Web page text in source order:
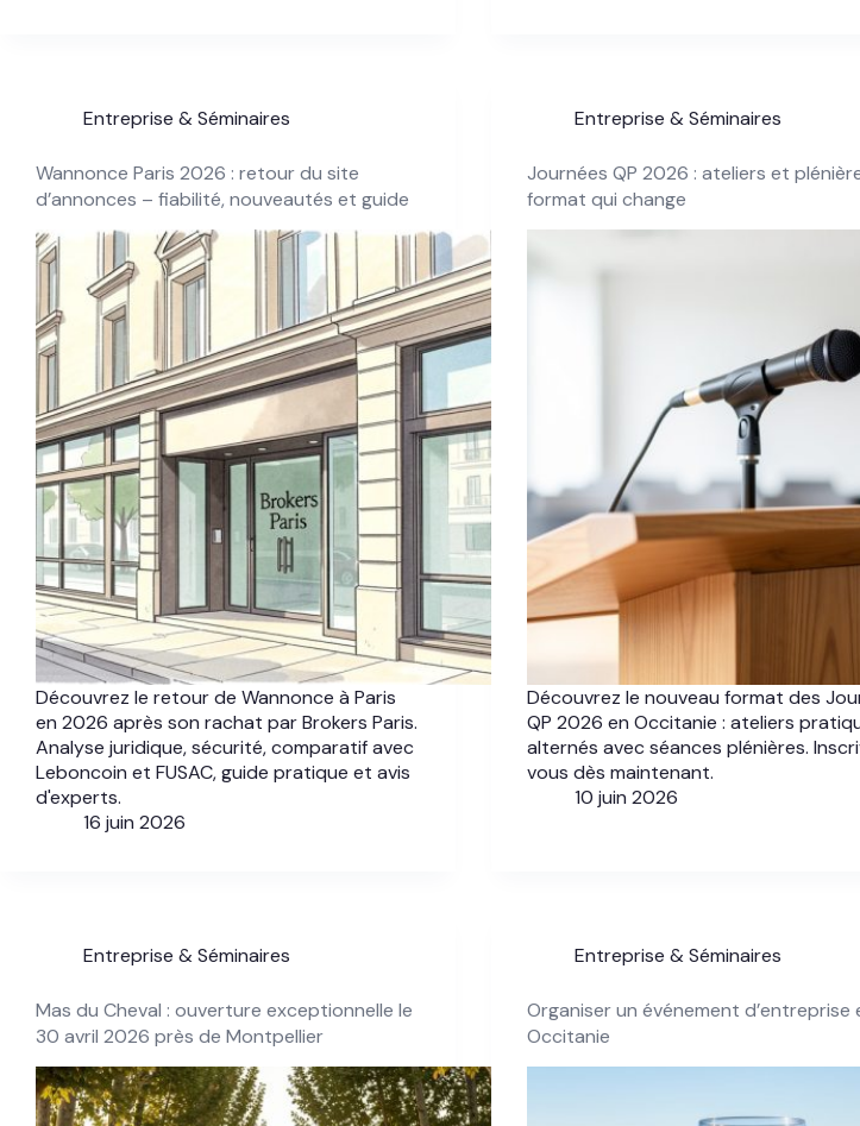
Entreprise & Séminaires
Wannonce Paris 2026 : retour du site
d’annonces – fiabilité, nouveautés et guide
Découvrez le retour de Wannonce à Paris
en 2026 après son rachat par Brokers Paris.
Analyse juridique, sécurité, comparatif avec
Leboncoin et FUSAC, guide pratique et avis
d'experts.
16 juin 2026
Entreprise & Séminaires
Journées QP 2026 : ateliers et
format qui change
Découvrez le nouveau format des
QP 2026 en Occitanie : ateliers
alternés avec séances plénières.
vous dès maintenant.
10 juin 2026
Entreprise & Séminaires
Mas du Cheval : ouverture exceptionnelle le
30 avril 2026 près de Montpellier
Entreprise & Séminaires
Organiser un événement d’entreprise
Occitanie